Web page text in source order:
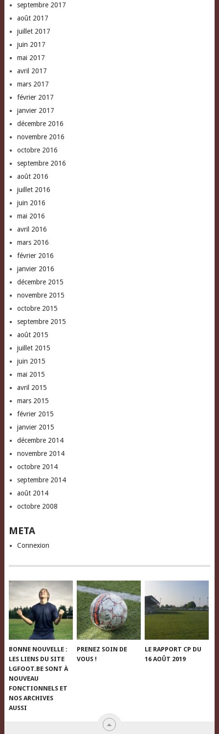
septembre 2017
août 2017
juillet 2017
juin 2017
mai 2017
avril 2017
mars 2017
février 2017
janvier 2017
décembre 2016
novembre 2016
octobre 2016
septembre 2016
août 2016
juillet 2016
juin 2016
mai 2016
avril 2016
mars 2016
février 2016
janvier 2016
décembre 2015
novembre 2015
octobre 2015
septembre 2015
août 2015
juillet 2015
juin 2015
mai 2015
avril 2015
mars 2015
février 2015
janvier 2015
décembre 2014
novembre 2014
octobre 2014
septembre 2014
août 2014
octobre 2008
META
Connexion
BONNE NOUVELLE :
LES LIENS DU SITE
LGFOOT.BE SONT À
NOUVEAU
FONCTIONNELS ET
NOS ARCHIVES
AUSSI
PRENEZ SOIN DE
VOUS !
LE RAPPORT CP DU
16 AOÛT 2019